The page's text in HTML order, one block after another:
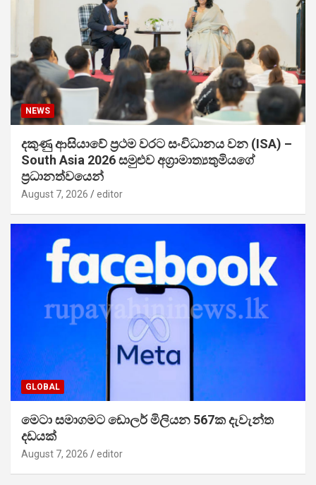
NEWS
දකුණු ආසියාවේ ප්‍රථම වරට සංවිධානය වන (ISA) –
South Asia 2026 සමුළුව අග්‍රාමාත්‍යතුමියගේ
ප්‍රධානත්වයෙන්
August 7, 2026 editor
GLOBAL
මෙටා සමාගමට ඩොලර් මිලියන 567ක දැවැන්ත
දඩයක්
August 7, 2026 editor